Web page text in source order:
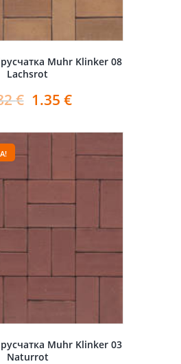
Muhr Klinker 08
Lachsrot
€ 1.35 €
Muhr Klinker 03
Naturrot